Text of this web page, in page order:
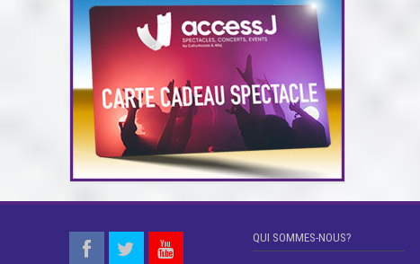
QUI SOMMES-NOUS?